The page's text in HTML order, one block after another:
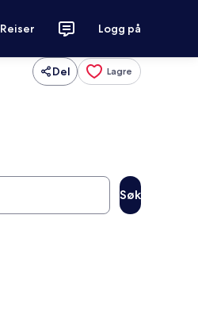
Reiser Logg på
Del Lagre
Søk